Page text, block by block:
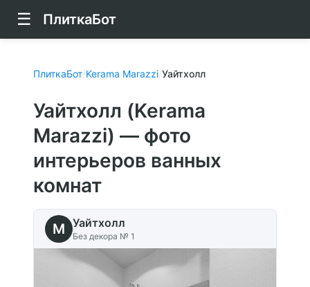
☰ ПлиткаБот
ПлиткаБот/Kerama Marazzi/Уайтхолл
Уайтхолл (Kerama
Marazzi) — фото
интерьеров ванных
комнат
M Уайтхолл
Без декора № 1